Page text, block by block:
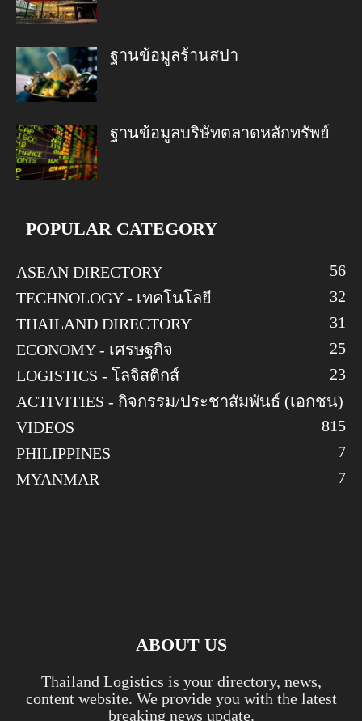
ฐานข้อมูลร้านสปา
ฐานข้อมูลบริษัทตลาดหลักทรัพย์
POPULAR CATEGORY
ASEAN DIRECTORY
56
TECHNOLOGY - เทคโนโลยี
32
THAILAND DIRECTORY
31
ECONOMY - เศรษฐกิจ
25
LOGISTICS - โลจิสติกส์
23
ACTIVITIES - กิจกรรม/ประชาสัมพันธ์ (เอกชน)
15
VIDEOS
8
PHILIPPINES
7
MYANMAR
7
ABOUT US
Thailand Logistics is your directory, news,
content website. We provide you with the latest
breaking news update.